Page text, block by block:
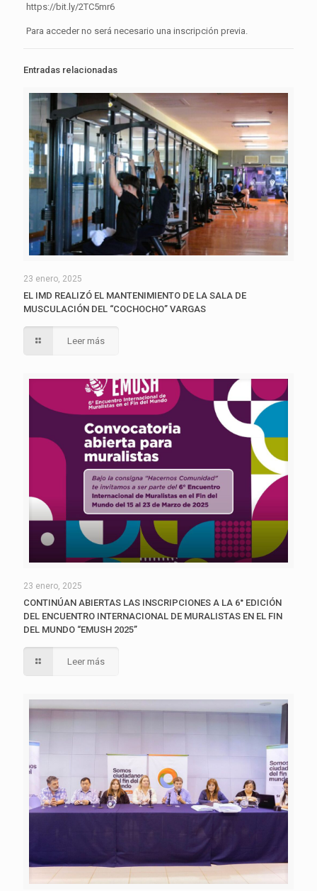
https://bit.ly/2TC5mr6
Para acceder no será necesario una inscripción previa.
Entradas relacionadas
23 enero, 2025
EL IMD REALIZÓ EL MANTENIMIENTO DE LA SALA DE
MUSCULACIÓN DEL “COCHOCHO” VARGAS
Leer más
23 enero, 2025
CONTINÚAN ABIERTAS LAS INSCRIPCIONES A LA 6° EDICIÓN
DEL ENCUENTRO INTERNACIONAL DE MURALISTAS EN EL FIN
DEL MUNDO “EMUSH 2025”
Leer más